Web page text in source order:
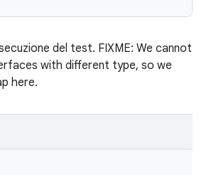
del test. FIXME: We cannot
with different type, so we
here.